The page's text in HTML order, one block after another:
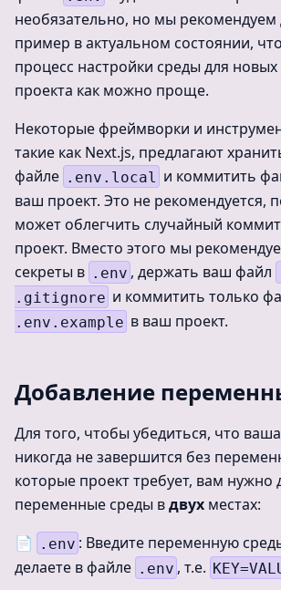
необязательно, но мы рекомендуем
пример в актуальном состоянии,
процесс настройки среды для новых
проекта как можно проще.
Некоторые фреймворки и
такие как Next.js, предлагают
файле .env.local и коммитить
ваш проект. Это не рекомендуется,
может облегчить случайный
проект. Вместо этого мы
секреты в .env , держать ваш файл
.gitignore и коммитить только
.env.example в ваш проект.
Добавление
Для того, чтобы убедиться, что
никогда не завершится без
которые проект требует, вам
переменные среды вдвух местах:
📄
.env : Введите переменную
делаете в файле .env , т.е.